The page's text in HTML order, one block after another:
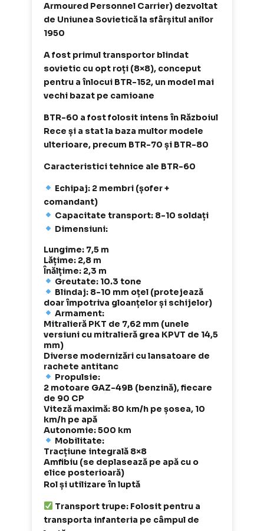
Armoured Personnel Carrier) dezvoltat
de Uniunea Sovietică la sfârșitul anilor
1950
A fost primul transportor blindat
sovietic cu opt roți (8×8), conceput
pentru a înlocui BTR-152, un model mai
vechi bazat pe camioane
BTR-60 a fost folosit intens în Războiul
Rece și a stat la baza multor modele
ulterioare, precum BTR-70 și BTR-80
Caracteristici tehnice ale BTR-60
Echipaj: 2 membri (șofer +
comandant)
Capacitate transport: 8-10 soldați
Dimensiuni:
Lungime: 7,5 m
Lățime: 2,8 m
Înălțime: 2,3 m
Greutate: 10.3 tone
Blindaj: 8-10 mm oțel (protejează
doar împotriva gloanțelor și schijelor)
Armament:
Mitralieră PKT de 7,62 mm (unele
versiuni cu mitralieră grea KPVT de 14,5
mm)
Diverse modernizări cu lansatoare de
rachete antitanc
Propulsie:
2 motoare GAZ-49B (benzină), fiecare
de 90 CP
Viteză maximă: 80 km/h pe șosea, 10
km/h pe apă
Autonomie: 500 km
Mobilitate:
Tracțiune integrală 8×8
Amfibiu (se deplasează pe apă cu o
elice posterioară)
Rol și utilizare în luptă
Transport trupe: Folosit pentru a
transporta infanteria pe câmpul de